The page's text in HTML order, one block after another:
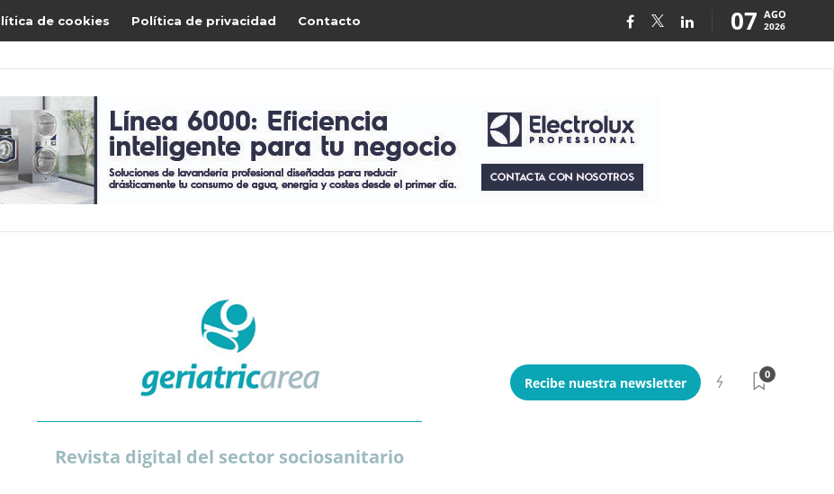
de cookies Política de privacidad Contacto 07 AGO
2026
Revista digital del sector sociosanitario
Recibe nuestra newsletter
0